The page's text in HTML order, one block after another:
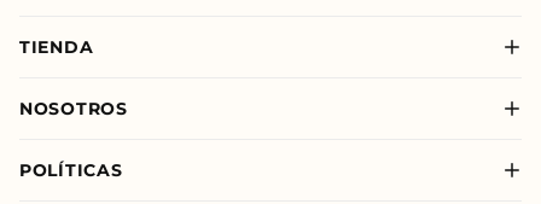
TIENDA
Niño
NOSOTROS
Nuestras Tiendas
POLÍTICAS